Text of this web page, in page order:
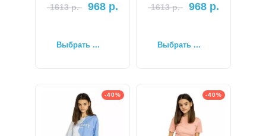
1613р. 968 р.
Выбрать ...
1613р. 968 р.
Выбрать ...
-40% -40%